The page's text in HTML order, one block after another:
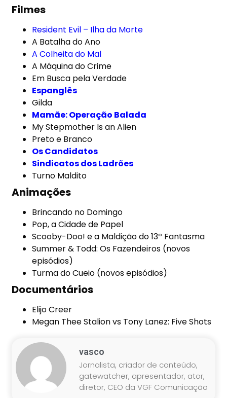
Filmes
Resident Evil – Ilha da Morte
A Batalha do Ano
A Colheita do Mal
A Máquina do Crime
Em Busca pela Verdade
Espanglês
Gilda
Mamãe: Operação Balada
My Stepmother Is an Alien
Preto e Branco
Os Candidatos
Sindicatos dos Ladrões
Turno Maldito
Animações
Brincando no Domingo
Pop, a Cidade de Papel
Scooby-Doo! e a Maldição do 13º Fantasma
Summer & Todd: Os Fazendeiros (novos
episódios)
Turma do Cueio (novos episódios)
Documentários
Elijo Creer
Megan Thee Stalion vs Tony Lanez: Five Shots
vasco
Jornalista, criador de conteúdo,
gatewatcher, apresentador, ator,
diretor, CEO da VGF Comunicação